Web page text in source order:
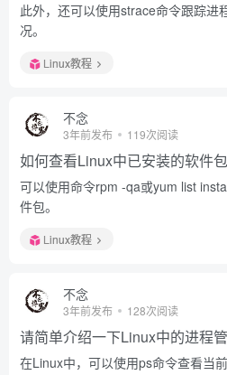
此外，还可以使用strace命令跟踪进
况。
Linux教程
不念
3年前发布 119次阅读
如何查看Linux中已安装的软件包
可以使用命令rpm -qa或yum list
件包。
Linux教程
不念
3年前发布 128次阅读
请简单介绍一下Linux中的进程
在Linux中，可以使用ps命令查看当